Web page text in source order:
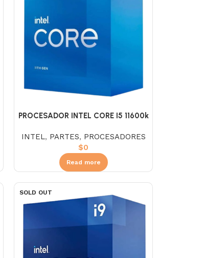
PROCESADOR INTEL CORE I5 11600k
INTEL, PARTES, PROCESADORES
$0
Read more
SOLD OUT